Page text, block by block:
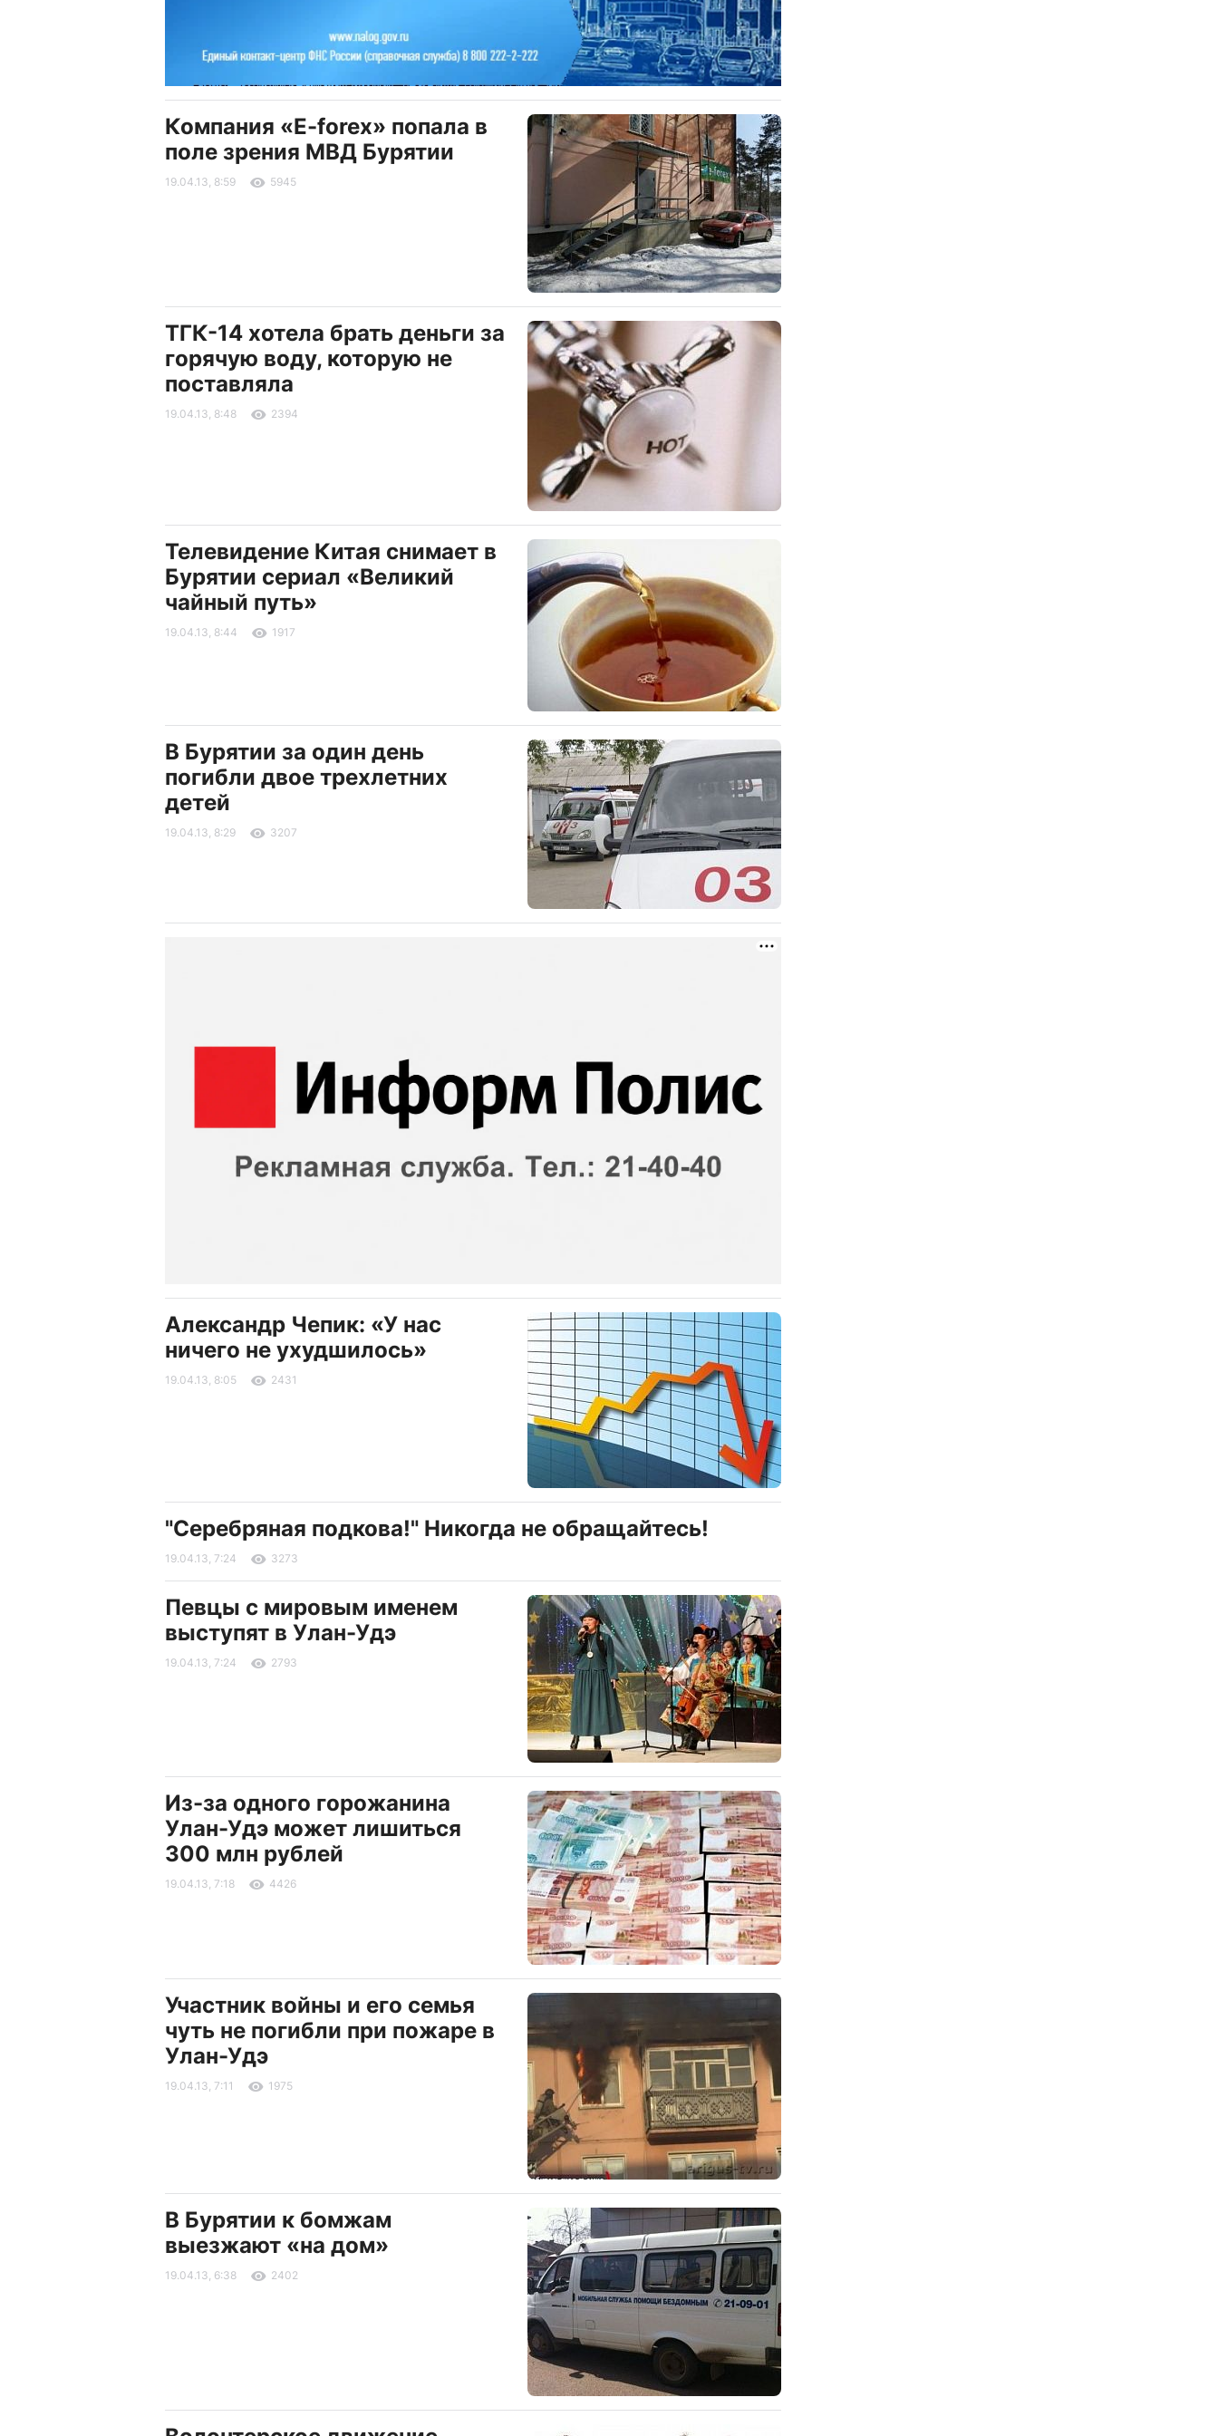
Компания «E-forex» попала в
поле зрения МВД Бурятии
19.04.13, 8:59 5945
ТГК-14 хотела брать деньги за
горячую воду, которую не
поставляла
19.04.13, 8:48 2394
Телевидение Китая снимает в
Бурятии сериал «Великий
чайный путь»
19.04.13, 8:44 1917
В Бурятии за один день
погибли двое трехлетних
детей
19.04.13, 8:29 3207
Александр Чепик: «У нас
ничего не ухудшилось»
19.04.13, 8:05 2431
"Cеребряная подкова!" Никогда не обращайтесь!
19.04.13, 7:24 3273
Певцы с мировым именем
выступят в Улан-Удэ
19.04.13, 7:24 2793
Из-за одного горожанина
Улан-Удэ может лишиться
300 млн рублей
19.04.13, 7:18 4426
Участник войны и его семья
чуть не погибли при пожаре в
Улан-Удэ
19.04.13, 7:11 1975
В Бурятии к бомжам
выезжают «на дом»
19.04.13, 6:38 2402